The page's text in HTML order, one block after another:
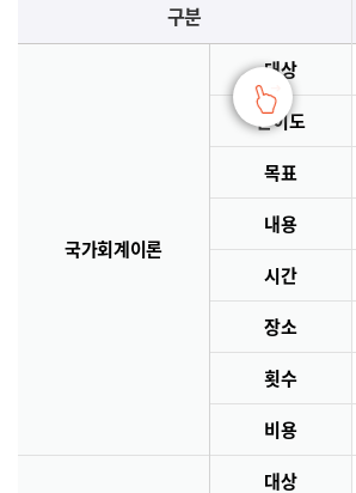
구분
국가회계이론
대상
난이도
목표
내용
시간
장소
횟수
비용
대상